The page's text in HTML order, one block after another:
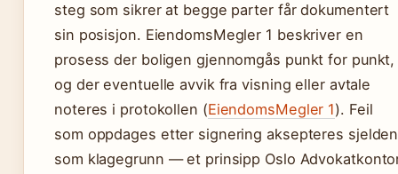
steg som sikrer at begge parter får dokumentert
sin posisjon. EiendomsMegler 1 beskriver en
prosess der boligen gjennomgås punkt for punkt,
og der eventuelle avvik fra visning eller avtale
noteres i protokollen (EiendomsMegler 1). Feil
som oppdages etter signering aksepteres sjelden
som klagegrunn — et prinsipp Oslo